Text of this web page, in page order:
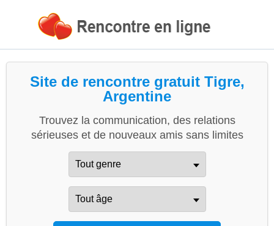
Site de rencontre gratuit Tigre,
Argentine
Trouvez la communication, des relations
sérieuses et de nouveaux amis sans limites